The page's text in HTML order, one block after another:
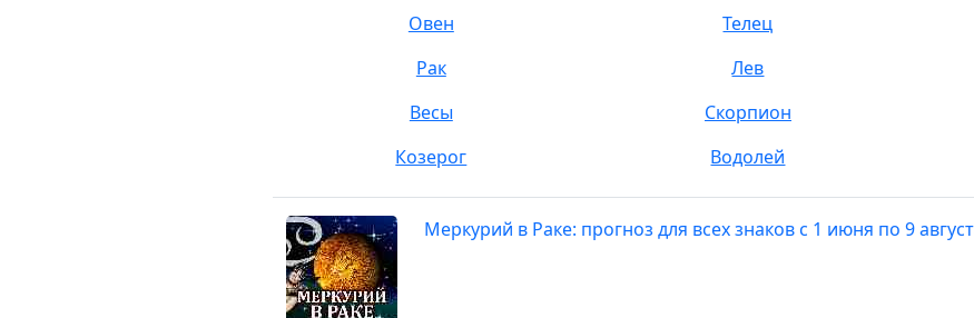
Овен Телец
Рак
Лев
Весы
Скорпион
Козерог
Водолей
Меркурий в Раке: прогноз для всех знаков с 1 июня по 9